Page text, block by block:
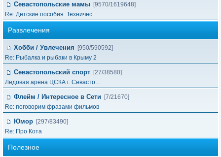
Севастопольские мамы [9570/1619648]
Re: Детские пособия. Техничес…
Развлечения
Хобби / Увлечения
[950/590592]
Re: Рыбалка и рыбаки в Крыму 2
Севастопольский спорт [27/38580]
Ледовая арена ЦСКА г. Севасто…
Флейм / Интересное в Cети
[7/21670]
Re: поговорим фразами фильмов
Юмор [297/83490]
Re: Про Кота
Полезное